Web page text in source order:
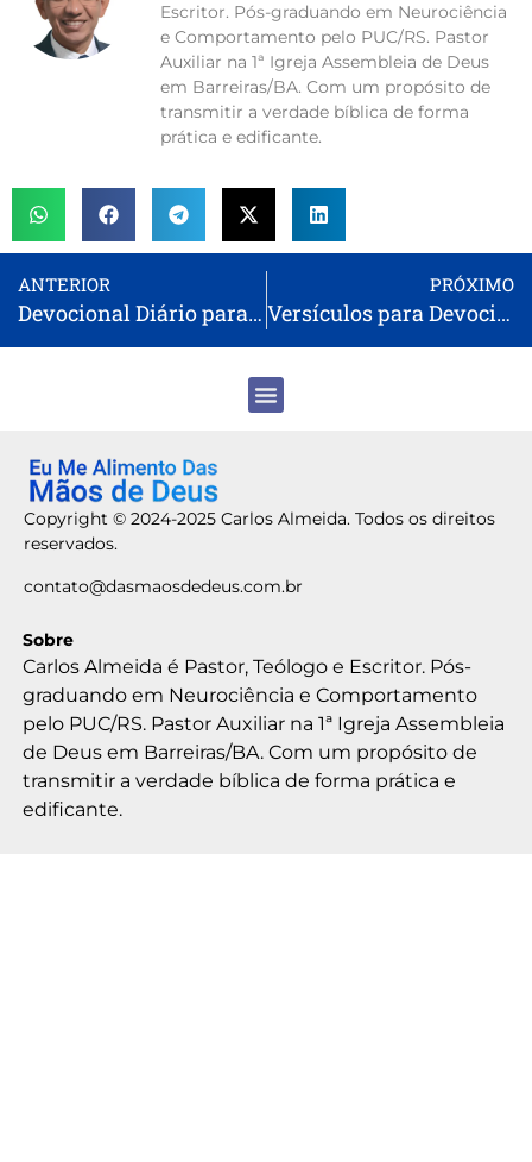
Escritor. Pós-graduando em Neurociência
e Comportamento pelo PUC/RS. Pastor
Auxiliar na 1ª Igreja Assembleia de Deus
em Barreiras/BA. Com um propósito de
transmitir a verdade bíblica de forma
prática e edificante.
ANTERIOR
Devocional Diário para Mulheres: Guia para Começar Bem
PRÓXIMO
Versículos para Devocional Feminino: 15 Opções para Refletir
Copyright © 2024-2025 Carlos Almeida. Todos os direitos
reservados.
contato@dasmaosdedeus.com.br
Sobre
Carlos Almeida é Pastor, Teólogo e Escritor. Pós-
graduando em Neurociência e Comportamento
pelo PUC/RS. Pastor Auxiliar na 1ª Igreja Assembleia
de Deus em Barreiras/BA. Com um propósito de
transmitir a verdade bíblica de forma prática e
edificante.